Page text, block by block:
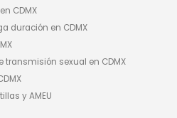
CDMX
duración en CDMX
sexual en CDMX
y AMEU